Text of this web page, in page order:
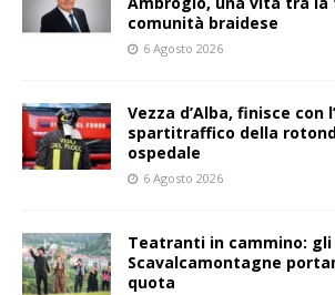
comunità braidese
6 Agosto 2026
Vezza d’Alba, finisce con
spartitraffico della
ospedale
6 Agosto 2026
Teatranti in cammino: gli
Scavalcamontagne
quota